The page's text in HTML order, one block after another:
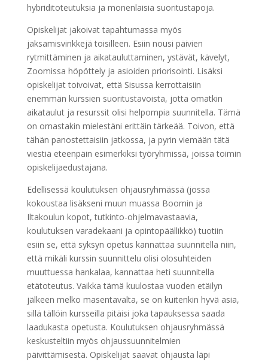
hybriditoteutuksia ja monenlaisia suoritustapoja.
Opiskelijat jakoivat tapahtumassa myös
jaksamisvinkkejä toisilleen. Esiin nousi päivien
rytmittäminen ja aikatauluttaminen, ystävät, kävelyt,
Zoomissa höpöttely ja asioiden priorisointi. Lisäksi
opiskelijat toivoivat, että Sisussa kerrottaisiin
enemmän kurssien suoritustavoista, jotta omatkin
aikataulut ja resurssit olisi helpompia suunnitella. Tämä
on omastakin mielestäni erittäin tärkeää. Toivon, että
tähän panostettaisiin jatkossa, ja pyrin viemään tätä
viestiä eteenpäin esimerkiksi työryhmissä, joissa toimin
opiskelijaedustajana.
Edellisessä koulutuksen ohjausryhmässä (jossa
kokoustaa lisäkseni muun muassa Boomin ja
Iltakoulun kopot, tutkinto-ohjelmavastaavia,
koulutuksen varadekaani ja opintopäällikkö) tuotiin
esiin se, että syksyn opetus kannattaa suunnitella niin,
että mikäli kurssin suunnittelu olisi olosuhteiden
muuttuessa hankalaa, kannattaa heti suunnitella
etätoteutus. Vaikka tämä kuulostaa vuoden etäilyn
jälkeen melko masentavalta, se on kuitenkin hyvä asia,
sillä tällöin kursseilla pitäisi joka tapauksessa saada
laadukasta opetusta. Koulutuksen ohjausryhmässä
keskusteltiin myös ohjaussuunnitelmien
päivittämisestä. Opiskelijat saavat ohjausta läpi